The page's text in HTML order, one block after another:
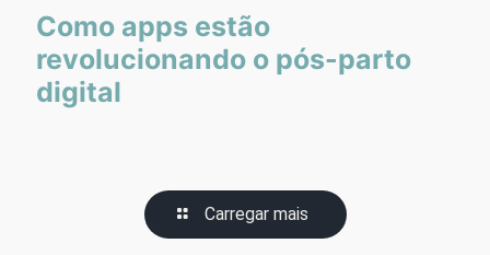
Como apps estão
revolucionando o pós-parto
digital
Carregar mais